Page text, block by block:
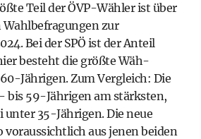
Teil der ÖVP-Wähler ist über
Wahlbefragungen zur
Bei der SPÖ ist der Anteil
besteht die größte Wäh­
Jährigen. Zum Vergleich: Die
bis 59-Jährigen am stärksten,
unter 35-Jährigen. Die neue
voraussichtlich aus jenen beiden